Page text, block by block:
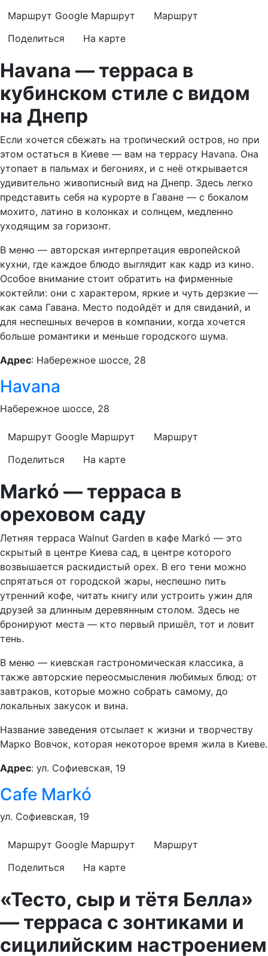
Маршрут Google Маршрут
Маршрут
Поделиться
На карте
Havana — терраса в
кубинском стиле с видом
на Днепр
Если хочется сбежать на тропический остров, но при
этом остаться в Киеве — вам на террасу Havana. Она
утопает в пальмах и бегониях, и с неё открывается
удивительно живописный вид на Днепр. Здесь легко
представить себя на курорте в Гаване — с бокалом
мохито, латино в колонках и солнцем, медленно
уходящим за горизонт.
В меню — авторская интерпретация европейской
кухни, где каждое блюдо выглядит как кадр из кино.
Особое внимание стоит обратить на фирменные
коктейли: они с характером, яркие и чуть дерзкие —
как сама Гавана. Место подойдёт и для свиданий, и
для неспешных вечеров в компании, когда хочется
больше романтики и меньше городского шума.
Адрес: Набережное шоссе, 28
Havana
Набережное шоссе, 28
Маршрут Google Маршрут
Маршрут
Поделиться
На карте
Markó — терраса в
ореховом саду
Летняя терраса Walnut Garden в кафе Markó — это
скрытый в центре Киева сад, в центре которого
возвышается раскидистый орех. В его тени можно
спрятаться от городской жары, неспешно пить
утренний кофе, читать книгу или устроить ужин для
друзей за длинным деревянным столом. Здесь не
бронируют места — кто первый пришёл, тот и ловит
тень.
В меню — киевская гастрономическая классика, а
также авторские переосмысления любимых блюд: от
завтраков, которые можно собрать самому, до
локальных закусок и вина.
Название заведения отсылает к жизни и творчеству
Марко Вовчок, которая некоторое время жила в Киеве.
Адрес: ул. Софиевская, 19
Cafe Markó
ул. Софиевская, 19
Маршрут Google Маршрут
Маршрут
Поделиться
На карте
«Тесто, сыр и тётя Белла»
— терраса с зонтиками и
сицилийским настроением